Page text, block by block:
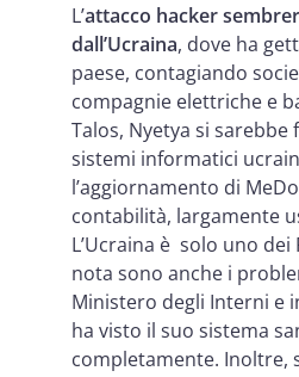
L’attacco hacker
dall’Ucraina, dove ha
paese, contagiando
compagnie elettriche e
Talos, Nyetya si
sistemi informatici
l’aggiornamento di
contabilità, largamente
L’Ucraina è solo uno
nota sono anche i
Ministero degli Interni e
ha visto il suo sistema
completamente. Inoltre,